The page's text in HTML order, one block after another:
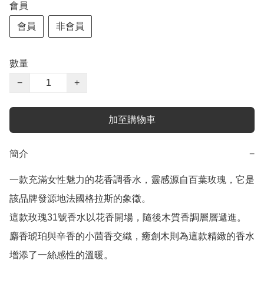
會員
會員 非會員
數量
−
+
加至購物車
簡介 −
一款充滿女性魅力的花香調香水，靈感源自百葉玫瑰，它是
該品牌發源地法國格拉斯的象徵。
這款玫瑰31號香水以花香開場，隨後木質香調層層遞進。
麝香琥珀與辛香的小茴香交織，癒創木則為這款精緻的香水
增添了一絲感性的溫暖。